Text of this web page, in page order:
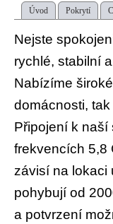
Úvod Pokrytí
Nejste
rychlé, stabilní
Nabízíme
domácnosti,
Připojení k naší
frekvencích 5,8
závisí na lokaci
pohybují od
a potvrzení